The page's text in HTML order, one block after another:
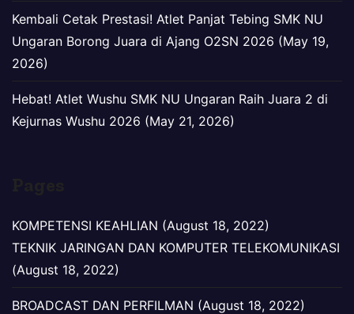
Kembali Cetak Prestasi! Atlet Panjat Tebing SMK NU
Ungaran Borong Juara di Ajang O2SN 2026 (May 19,
2026)
Hebat! Atlet Wushu SMK NU Ungaran Raih Juara 2 di
Kejurnas Wushu 2026 (May 21, 2026)
KOMPETENSI KEAHLIAN (August 18, 2022)
TEKNIK JARINGAN DAN KOMPUTER TELEKOMUNIKASI
(August 18, 2022)
BROADCAST DAN PERFILMAN (August 18, 2022)